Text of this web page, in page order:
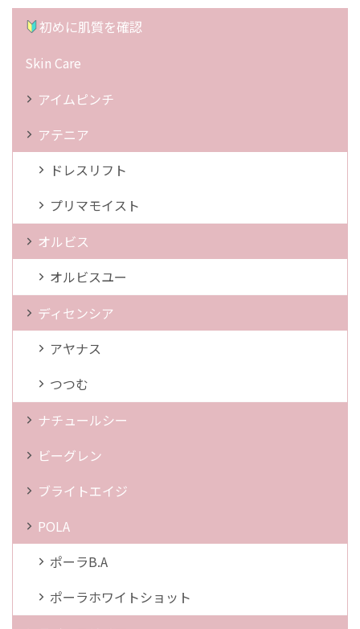
初めに肌質を確認
Skin Care
アイムピンチ
アテニア
ドレスリフト
プリマモイスト
オルビス
オルビスユー
ディセンシア
アヤナス
つつむ
ナチュールシー
ビーグレン
ブライトエイジ
POLA
ポーラB.A
ポーラホワイトショット